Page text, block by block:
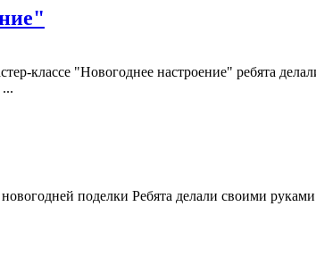
классе "Новогоднее настроение" ребята
поделки Ребята делали своими